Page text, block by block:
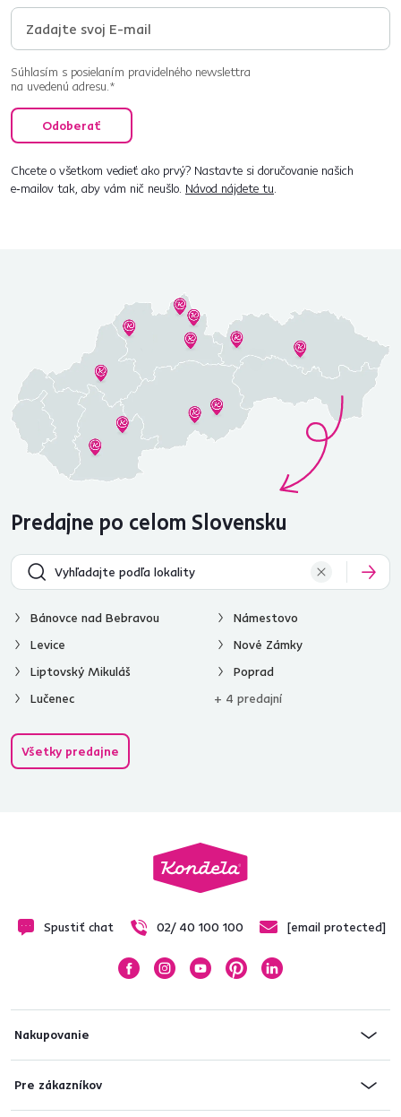
Súhlasím s posielaním pravidelného newslettra
na uvedenú adresu.*
Odoberať
Chcete o všetkom vedieť ako prvý? Nastavte si doručovanie našich
e‑mailov tak, aby vám nič neušlo. Návod nájdete tu.
Predajne po celom Slovensku
Bánovce nad Bebravou
Levice
Liptovský Mikuláš
Lučenec
Námestovo
Nové Zámky
Poprad
+ 4 predajní
Všetky predajne
Spustiť chat 02/ 40 100 100 [email protected]
Nakupovanie
Pre zákazníkov